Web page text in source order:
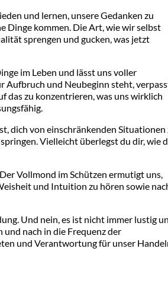
und lernen, unsere Gedanken zu
Dinge kommen. Die Art, wie wir selbst
sprengen und gucken, was jetzt
im Leben und lässt uns voller
Aufbruch und Neubeginn steht,
das zu konzentrieren, was uns wirklich
dich von einschränkenden Situationen
Vielleicht überlegst du dir, wie
Vollmond im Schützen ermutigt uns,
und Intuition zu hören sowie
Und nein, es ist nicht immer lustig
nach in die Frequenz der
und Verantwortung für unser